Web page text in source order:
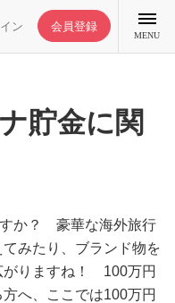
ン 会員登録
MENU
貯金に関
すか？ 豪華な海外旅行
みたり、ブランド物を
がりますね！ 100万円
へ、ここでは100万円